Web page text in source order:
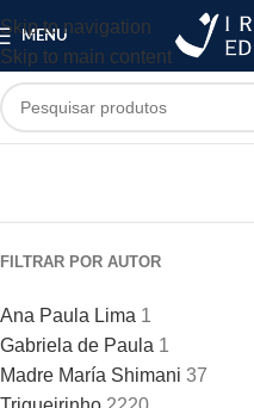
Skip to navigation
Skip to main content
MENU
FILTRAR POR AUTOR
Ana Paula Lima 1
Gabriela de Paula 1
Madre María Shimani 37